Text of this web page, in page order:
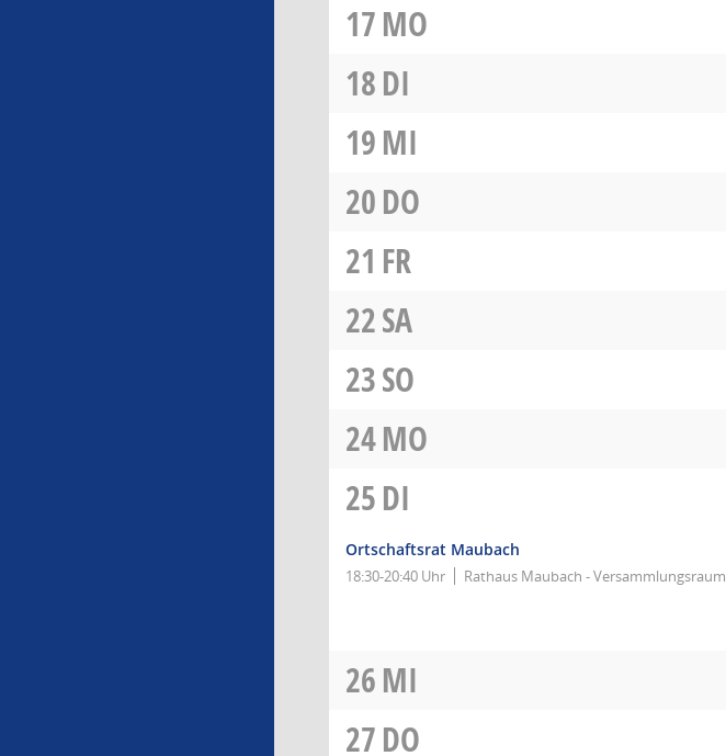
17MO
18DI
19MI
20DO
21 FR
22SA
23SO
24MO
25DI
Ortschaftsrat Maubach
18:30-20:40 Uhr Rathaus Maubach - Versammlungsraum
26MI
27DO